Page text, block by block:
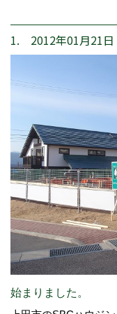
1. 2012年01月21日
始まりました。